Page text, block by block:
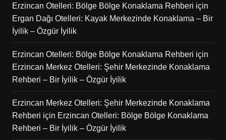
Erzincan Otelleri: Bölge Bölge Konaklama Rehberi için
Ergan Dağı Otelleri: Kayak Merkezinde Konaklama – Bir
İyilik – Özgür İyilik
Erzincan Otelleri: Bölge Bölge Konaklama Rehberi için
Erzincan Merkez Otelleri: Şehir Merkezinde Konaklama
Rehberi – Bir İyilik – Özgür İyilik
Erzincan Merkez Otelleri: Şehir Merkezinde Konaklama
Rehberi için Erzincan Otelleri: Bölge Bölge Konaklama
Rehberi – Bir İyilik – Özgür İyilik